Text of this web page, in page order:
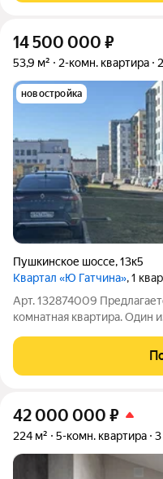
14 500 000 ₽
53,9 м² 2-комн. квартира
новостройка
Пушкинское шоссе,13к5
Квартал «Ю Гатчина», 1
Арт. 132874009
комнатная квартира. Один
делался для себя. Полы с
регулировкой. Просторная
42 000 000 ₽
224 м² 5-комн. квартира 3